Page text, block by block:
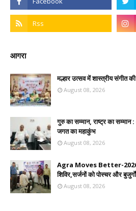
आगरा
मल्हार उत्सव में शास्त्रीय संगीत
August 08, 2026
गुरु का सम्मान, राष्ट्र का सम्मान
जगत का महाकुंभ
August 08, 2026
Agra Moves Better-2026 :
शिविर,सर्जनों को पोस्चर और
August 08, 2026